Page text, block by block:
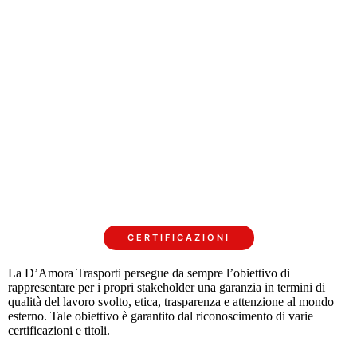
CERTIFICAZIONI
La D’Amora Trasporti persegue da sempre l’obiettivo di
rappresentare per i propri stakeholder una garanzia in termini di
qualità del lavoro svolto, etica, trasparenza e attenzione al mondo
esterno. Tale obiettivo è garantito dal riconoscimento di varie
certificazioni e titoli.